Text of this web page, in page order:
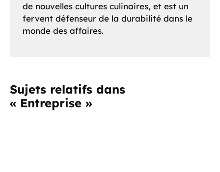
de nouvelles cultures culinaires, et est un
fervent défenseur de la durabilité dans le
monde des affaires.
Sujets relatifs dans
« Entreprise »